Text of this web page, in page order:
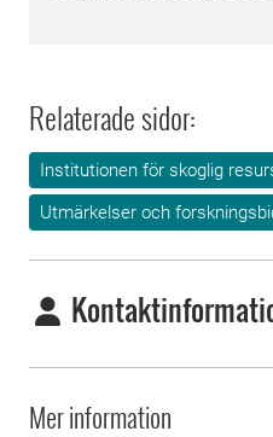
Relaterade sidor:
Institutionen för skoglig
Utmärkelser och
Mer information